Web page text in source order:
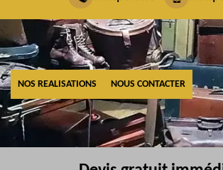
NOS REALISATIONS NOUS CONTACTER